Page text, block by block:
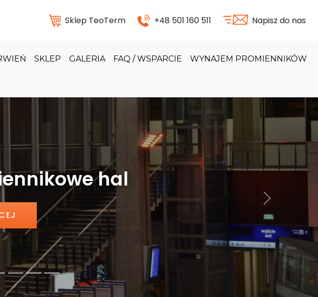
Sklep TeoTerm
+48 501 160 511 Napisz do nas
SKLEP GALERIA FAQ / WSPARCIE WYNAJEM PROMIENNIKÓW
hal produkcyjnych
Następny